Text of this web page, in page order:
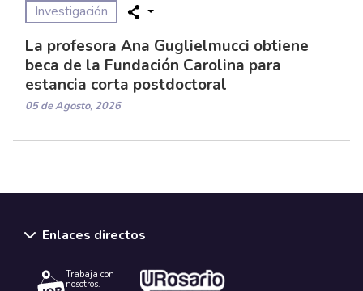
Investigación
La profesora Ana Guglielmucci obtiene
beca de la Fundación Carolina para
estancia corta postdoctoral
05 de Agosto, 2026
Enlaces directos
Trabaja con
nosotros.